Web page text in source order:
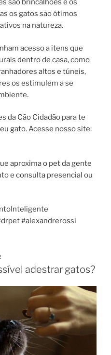
são brincalhões e os
os gatos são ótimos
na natureza.
acesso a itens que
dentro de casa, como
altos e túneis,
os estimulem a se
da Cão Cidadão para te
gato. Acesse nosso site:
aproxima o pet da gente
e consulta presencial ou
#alexandrerossi
adestrar gatos?